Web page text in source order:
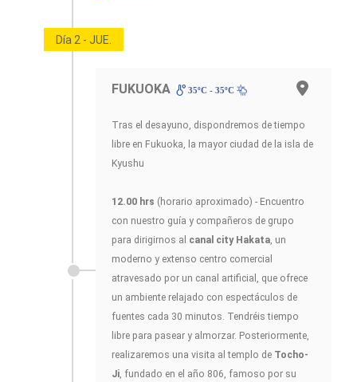
Día 2 - JUE.
FUKUOKA 35ºC - 35ºC
Tras el desayuno, dispondremos de tiempo
libre en Fukuoka, la mayor ciudad de la isla de
Kyushu
12.00 hrs (horario aproximado) - Encuentro
con nuestro guía y compañeros de grupo
para dirigirnos al canal city Hakata, un
moderno y extenso centro comercial
atravesado por un canal artificial, que ofrece
un ambiente relajado con espectáculos de
fuentes cada 30 minutos. Tendréis tiempo
libre para pasear y almorzar. Posteriormente,
realizaremos una visita al templo de Tocho-
Ji, fundado en el año 806, famoso por su